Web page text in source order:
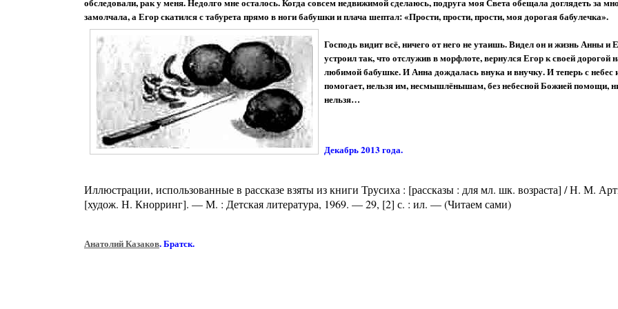
замолчала, а Егор скатился с табурета прямо в ноги бабушки и плача шептал: «Прости, прости, прости, моя дорогая бабулечка».
Господь видит всё, ничего от него не утаишь. Видел он и жизнь Анны и
устроил так, что отслужив в морфлоте, вернулся Егор к своей дорогой
любимой бабушке. И Анна дождалась внука и внучку. И теперь с небес
помогает, нельзя им, несмышлёнышам, без небесной Божией помощи,
нельзя…
Декабрь 2013 года.
Иллюстрации, использованные в рассказе взяты из книги Трусиха : [рассказы : для мл. шк. возраста] / Н. М.
[худож. Н. Кнорринг]. — М. : Детская литература, 1969. — 29, [2] с. : ил. — (Читаем сами)
Анатолий Казаков. Братск.